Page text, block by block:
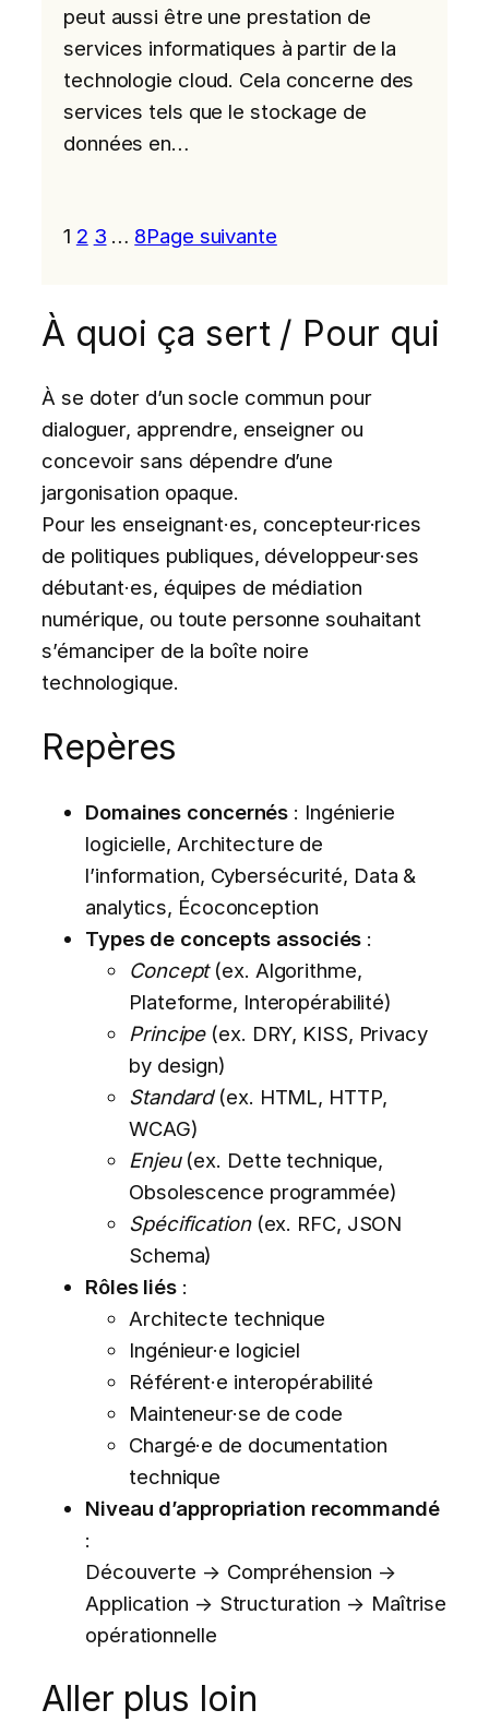
peut aussi être une prestation de
services informatiques à partir de la
technologie cloud. Cela concerne des
services tels que le stockage de
données en…
1 2 3 … 8Page suivante
À quoi ça sert / Pour qui
À se doter d’un socle commun pour
dialoguer, apprendre, enseigner ou
concevoir sans dépendre d’une
jargonisation opaque.
Pour les enseignant·es, concepteur·rices
de politiques publiques, développeur·ses
débutant·es, équipes de médiation
numérique, ou toute personne souhaitant
s’émanciper de la boîte noire
technologique.
Repères
Domaines concernés : Ingénierie
logicielle, Architecture de
l’information, Cybersécurité, Data &
analytics, Écoconception
Types de concepts associés :
Concept(ex. Algorithme,
Plateforme, Interopérabilité)
Principe(ex. DRY, KISS, Privacy
by design)
Standard(ex. HTML, HTTP,
WCAG)
Enjeu(ex. Dette technique,
Obsolescence programmée)
Spécification(ex. RFC, JSON
Schema)
Rôles liés :
Architecte technique
Ingénieur·e logiciel
Référent·e interopérabilité
Mainteneur·se de code
Chargé·e de documentation
technique
Niveau d’appropriation recommandé
:
Découverte → Compréhension →
Application → Structuration → Maîtrise
opérationnelle
Aller plus loin